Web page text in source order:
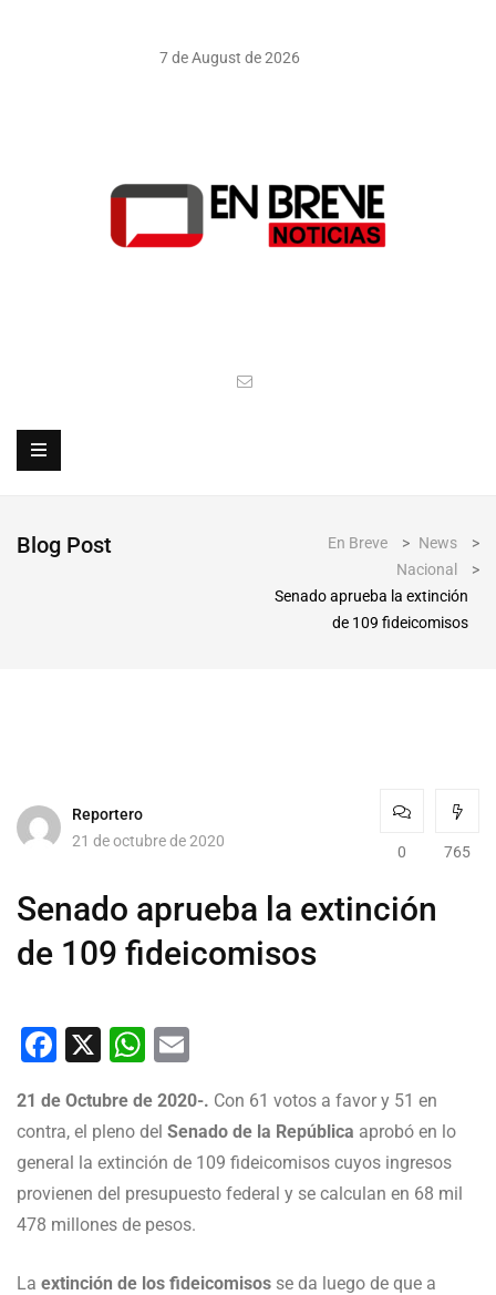
7 de August de 2026
Blog Post En Breve > News
>
Nacional
>
Senado aprueba la extinción
de 109 fideicomisos
Reportero
21 de octubre de 2020
0 765
Senado aprueba la extinción
de 109 fideicomisos
Facebook
X WhatsApp
21 de Octubre de 2020-. Con 61 votos a favor y 51 en
contra, el pleno del Senado de la República aprobó en lo
general la extinción de 109 fideicomisos cuyos ingresos
provienen del presupuesto federal y se calculan en 68 mil
478 millones de pesos.
La extinción de los fideicomisos se da luego de que a